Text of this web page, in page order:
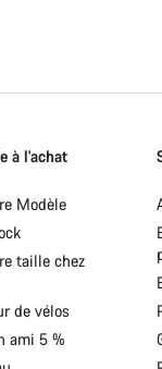
à l'achat
Modèle
taille chez
de vélos
ami 5 %